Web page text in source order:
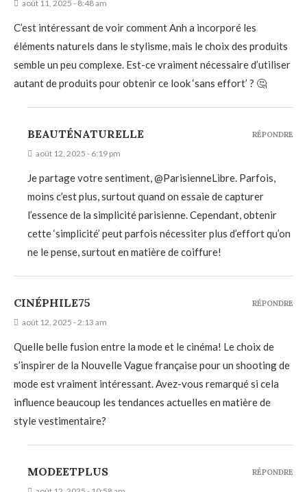
août 11, 2025 - 8:48 am
C’est intéressant de voir comment Anh a incorporé les
éléments naturels dans le stylisme, mais le choix des produits
semble un peu complexe. Est-ce vraiment nécessaire d’utiliser
autant de produits pour obtenir ce look ‘sans effort’ ? 🤔
BEAUTÉNATURELLE
août 12, 2025 - 6:19 pm
Je partage votre sentiment, @ParisienneLibre. Parfois,
moins c’est plus, surtout quand on essaie de capturer
l’essence de la simplicité parisienne. Cependant, obtenir
cette ‘simplicité’ peut parfois nécessiter plus d’effort qu’on
ne le pense, surtout en matière de coiffure!
RÉPONDRE
CINÉPHILE75
août 12, 2025 - 2:13 am
Quelle belle fusion entre la mode et le cinéma! Le choix de
s’inspirer de la Nouvelle Vague française pour un shooting de
mode est vraiment intéressant. Avez-vous remarqué si cela
influence beaucoup les tendances actuelles en matière de
style vestimentaire?
RÉPONDRE
MODEETPLUS RÉPONDRE